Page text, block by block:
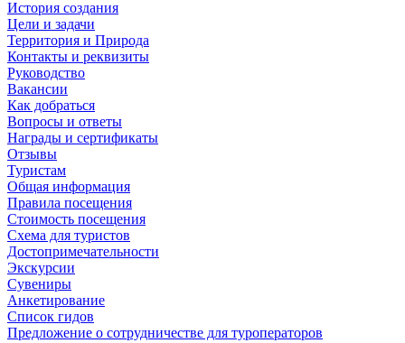
История создания
Цели и задачи
Территория и Природа
Контакты и реквизиты
Руководство
Вакансии
Как добраться
Вопросы и ответы
Награды и сертификаты
Отзывы
Туристам
Общая информация
Правила посещения
Стоимость посещения
Схема для туристов
Достопримечательности
Экскурсии
Сувениры
Анкетирование
Список гидов
Предложение о сотрудничестве для туроператоров